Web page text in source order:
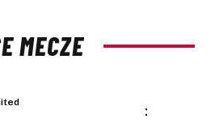
MECZE
: